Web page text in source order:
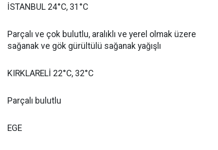
İSTANBUL 24°C, 31°C
Parçalı ve çok bulutlu, aralıklı ve yerel olmak üzere
sağanak ve gök gürültülü sağanak yağışlı
KIRKLARELİ 22°C, 32°C
Parçalı bulutlu
EGE